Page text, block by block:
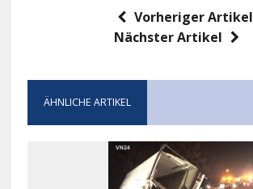
Vorheriger Artikel
Nächster Artikel
ÄHNLICHE ARTIKEL